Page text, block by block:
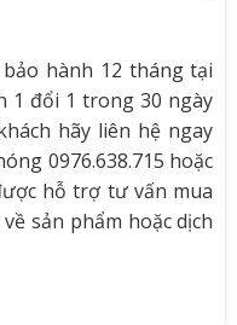
hành 12 tháng tại
1 đổi 1 trong 30 ngày
hãy liên hệ ngay
0976.638.715 hoặc
hỗ trợ tư vấn mua
sản phẩm hoặc dịch